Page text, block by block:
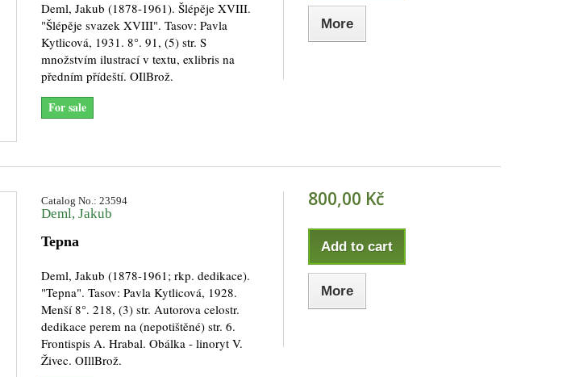
Deml, Jakub (1878-1961). Šlépěje XVIII.
"Šlépěje svazek XVIII". Tasov: Pavla
Kytlicová, 1931. 8°. 91, (5) str. S
množstvím ilustrací v textu, exlibris na
předním přídeští. OIlBrož.
For sale
More
Catalog No.: 23594
Deml, Jakub
Tepna
Deml, Jakub (1878-1961; rkp. dedikace).
"Tepna". Tasov: Pavla Kytlicová, 1928.
Menší 8°. 218, (3) str. Autorova celostr.
dedikace perem na (nepotištěné) str. 6.
Frontispis A. Hrabal. Obálka - linoryt V.
Živec. OIllBrož.
800,00 Kč
Add to cart
More